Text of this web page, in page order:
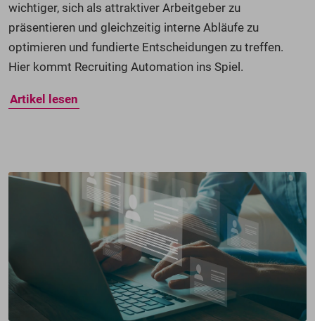
wichtiger, sich als attraktiver Arbeitgeber zu
präsentieren und gleichzeitig interne Abläufe zu
optimieren und fundierte Entscheidungen zu treffen.
Hier kommt Recruiting Automation ins Spiel.
Artikel lesen